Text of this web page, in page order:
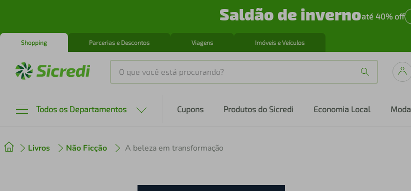
Saldão de invernoaté 40% off
Shopping Parcerias e Descontos Viagens Imóveis e Veículos
O que você está procurando?
Todos os Departamentos Cupons Produtos do Sicredi Economia Local Moda
Livros Não Ficção A beleza em transformação
2º cafeteira